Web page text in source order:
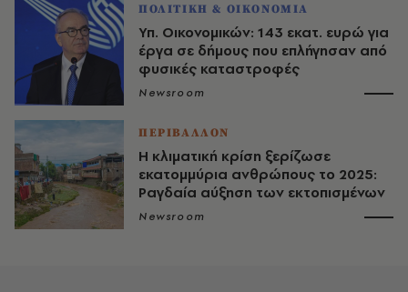
ΠΟΛΙΤΙΚΗ & ΟΙΚΟΝΟΜΙΑ
Υπ. Οικονομικών: 143 εκατ. ευρώ για
έργα σε δήμους που επλήγησαν από
φυσικές καταστροφές
Newsroom
ΠΕΡΙΒΑΛΛΟΝ
Η κλιματική κρίση ξερίζωσε
εκατομμύρια ανθρώπους το 2025:
Ραγδαία αύξηση των εκτοπισμένων
Newsroom